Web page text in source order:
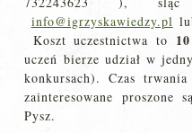
info@igrzyskawiedzy.pl
Koszt uczestnictwa to
uczeń bierze udział w
konkursach). Czas
zainteresowane
Pysz.